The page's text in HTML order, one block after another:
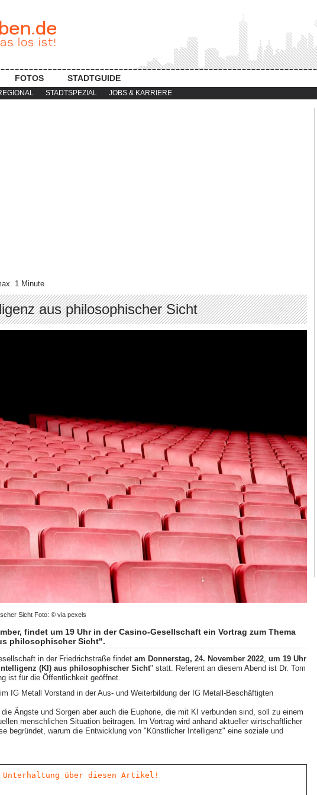
STADTSPEZIAL JOBS & KARRIERE
FOTOS STADTGUIDE
1 Minute
aus philosophischer Sicht
Sicht Foto: © via pexels
findet um 19 Uhr in der Casino-Gesellschaft ein Vortrag zum Thema
philosophischer Sicht".
in der Friedrichstraße findet am Donnerstag, 24. November 2022, um 19 Uhr
(KI) aus philosophischer Sicht" statt. Referent an diesem Abend ist Dr. Tom
ist für die Öffentlichkeit geöffnet.
IG Metall Vorstand in der Aus- und Weiterbildung der IG Metall-Beschäftigten
Ängste und Sorgen aber auch die Euphorie, die mit KI verbunden sind, soll zu einem
menschlichen Situation beitragen. Im Vortrag wird anhand aktueller wirtschaftlicher
begründet, warum die Entwicklung von "Künstlicher Intelligenz" eine soziale und